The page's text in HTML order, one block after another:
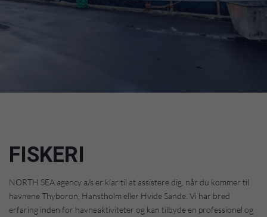
FISKERI
NORTH SEA agency a/s er klar til at assistere dig, når du kommer til
havnene Thyborøn, Hanstholm eller Hvide Sande. Vi har bred
erfaring inden for havneaktiviteter og kan tilbyde en professionel og